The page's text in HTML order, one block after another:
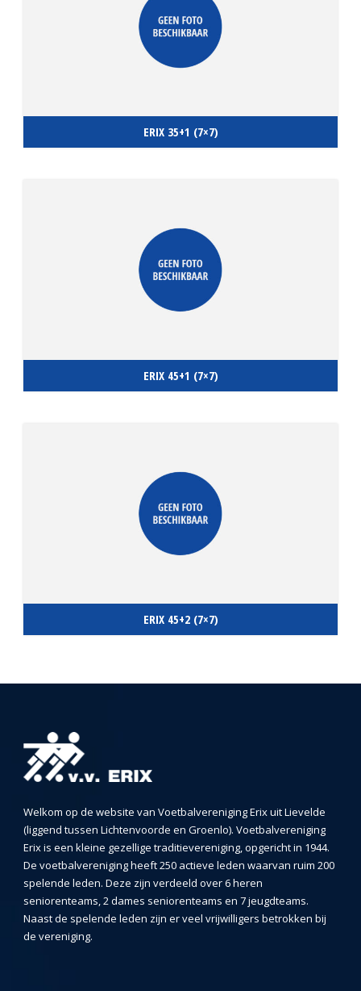
ERIX 35+1 (7×7)
ERIX 45+1 (7×7)
ERIX 45+2 (7×7)
Welkom op de website van Voetbalvereniging Erix uit Lievelde
(liggend tussen Lichtenvoorde en Groenlo). Voetbalvereniging
Erix is een kleine gezellige traditievereniging, opgericht in 1944.
De voetbalvereniging heeft 250 actieve leden waarvan ruim 200
spelende leden. Deze zijn verdeeld over 6 heren
seniorenteams, 2 dames seniorenteams en 7 jeugdteams.
Naast de spelende leden zijn er veel vrijwilligers betrokken bij
de vereniging.